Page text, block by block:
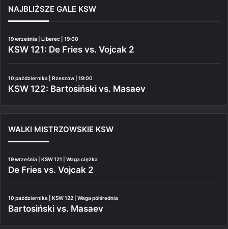
NAJBLIŻSZE GALE KSW
19 września | Liberec | 19:00
KSW 121: De Fries vs. Vojcak 2
10 października | Rzeszów | 19:00
KSW 122: Bartosiński vs. Masaev
WALKI MISTRZOWSKIE KSW
19 września | KSW 121 | Waga ciężka
De Fries vs. Vojcak 2
10 października | KSW 122 | Waga półśrednia
Bartosiński vs. Masaev